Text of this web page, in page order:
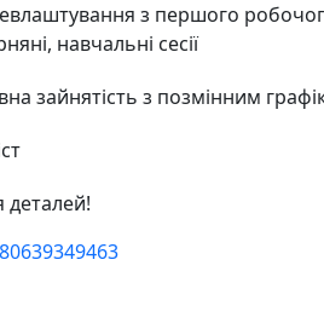
з першого
навчальні сесії
зайнятість з позмінним